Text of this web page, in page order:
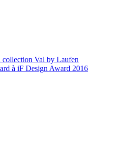
collection Val by Laufen
à iF Design Award 2016